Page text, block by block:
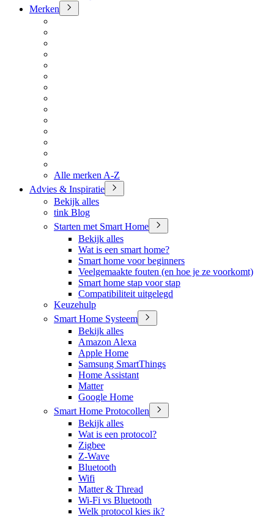
Merken
Alle merken A-Z
Advies & Inspiratie
Bekijk alles
tink Blog
Starten met Smart Home
Bekijk alles
Wat is een smart home?
Smart home voor beginners
Veelgemaakte fouten (en hoe je ze voorkomt)
Smart home stap voor stap
Compatibiliteit uitgelegd
Keuzehulp
Smart Home Systeem
Bekijk alles
Amazon Alexa
Apple Home
Samsung SmartThings
Home Assistant
Matter
Google Home
Smart Home Protocollen
Bekijk alles
Wat is een protocol?
Zigbee
Z-Wave
Bluetooth
Wifi
Matter & Thread
Wi-Fi vs Bluetooth
Welk protocol kies ik?